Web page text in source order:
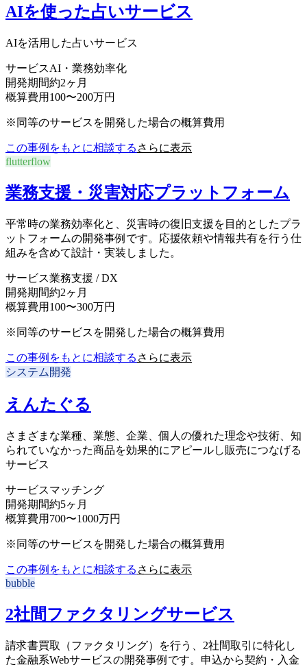
AIを使った占いサービス
AIを活用した占いサービス
サービスAI・業務効率化
開発期間約2ヶ月
概算費用 100〜200万円
※同等のサービスを開発した場合の概算費用
この事例をもとに相談する さらに表示
flutterflow
業務支援・災害対応プラットフォーム
平常時の業務効率化と、災害時の復旧支援を目的としたプラ
ットフォームの開発事例です。応援依頼や情報共有を行う仕
組みを含めて設計・実装しました。
サービス業務支援 / DX
開発期間約2ヶ月
概算費用 100〜300万円
※同等のサービスを開発した場合の概算費用
この事例をもとに相談する さらに表示
システム開発
えんたぐる
さまざまな業種、業態、企業、個人の優れた理念や技術、知
られていなかった商品を効果的にアピールし販売につなげる
サービス
サービスマッチング
開発期間約5ヶ月
概算費用 700〜1000万円
※同等のサービスを開発した場合の概算費用
この事例をもとに相談する さらに表示
bubble
2社間ファクタリングサービス
請求書買取（ファクタリング）を行う、2社間取引に特化し
た金融系Webサービスの開発事例です。申込から契約・入金